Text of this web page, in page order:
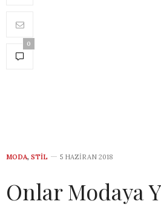
0
MODA, STIL 5 HAZIRAN 2018
Onlar Modaya